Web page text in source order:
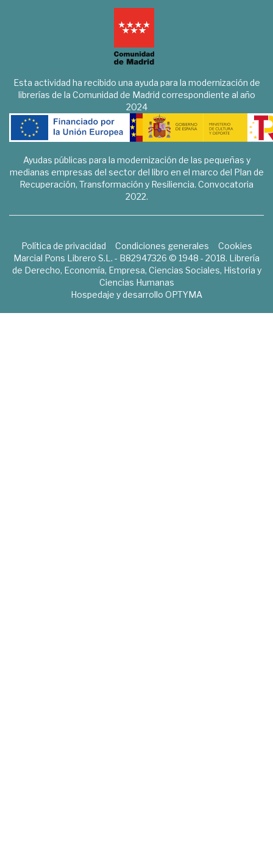
Esta actividad ha recibido una ayuda para la modernización de
librerías de la Comunidad de Madrid correspondiente al año
2024
Ayudas públicas para la modernización de las pequeñas y
medianas empresas del sector del libro en el marco del Plan de
Recuperación, Transformación y Resiliencia. Convocatoria
2022.
Política de privacidad Condiciones generales
Cookies
Marcial Pons Librero S.L. - B82947326 © 1948 - 2018. Librería
de Derecho, Economía, Empresa, Ciencias Sociales, Historia y
Ciencias Humanas
Hospedaje y desarrollo OPTYMA